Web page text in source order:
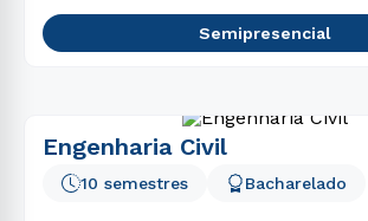
Semipresencial
Engenharia Civil
Bacharelado
10 semestres